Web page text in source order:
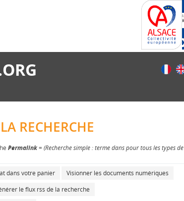
RECHERCHE
Permalink= (Recherche simple : terme dans pour tous les types de
dans votre panier
Visionner les documents numériques
le flux rss de la recherche